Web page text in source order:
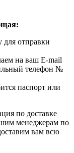
для отправки
на ваш E-mail
телефон №
паспорт или
по доставке
менеджерам по
вам всю